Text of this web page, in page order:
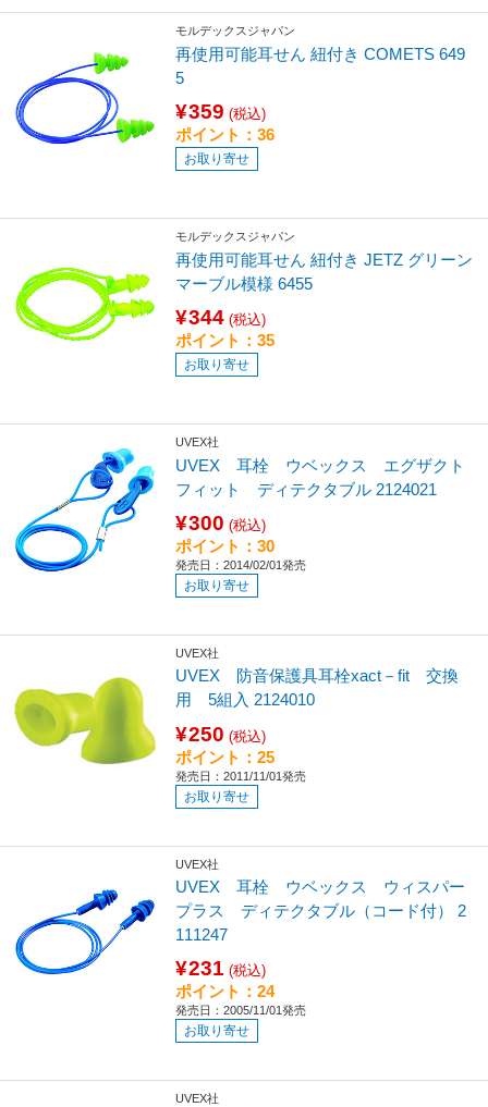
モルデックスジャパン
再使用可能耳せん 紐付き COMETS 649
5
¥359 (税込)
ポイント：36
お取り寄せ
モルデックスジャパン
再使用可能耳せん 紐付き JETZ グリーン
マーブル模様 6455
¥344 (税込)
ポイント：35
お取り寄せ
UVEX社
UVEX 耳栓 ウベックス エグザクト
フィット ディテクタブル 2124021
¥300 (税込)
ポイント：30
発売日：2014/02/01発売
お取り寄せ
UVEX社
UVEX 防音保護具耳栓xact－fit 交換
用 5組入 2124010
¥250 (税込)
ポイント：25
発売日：2011/11/01発売
お取り寄せ
UVEX社
UVEX 耳栓 ウベックス ウィスパー
プラス ディテクタブル（コード付） 2
111247
¥231 (税込)
ポイント：24
発売日：2005/11/01発売
お取り寄せ
UVEX社